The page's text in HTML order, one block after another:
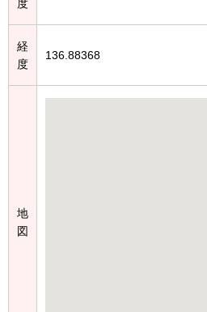
度
経
度
136.88368
地
図